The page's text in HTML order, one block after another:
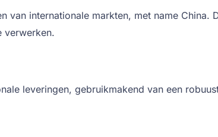
van internationale markten, met name
verwerken.
leveringen, gebruikmakend van een